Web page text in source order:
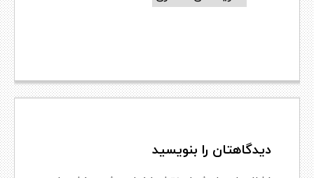
دیدگاهتان را بنویسید